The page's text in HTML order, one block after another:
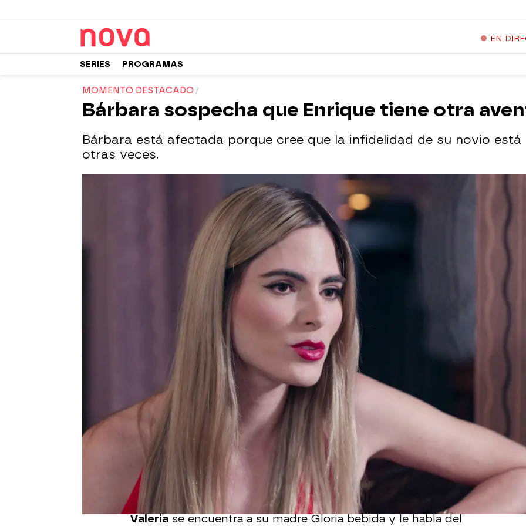
EN
SERIES PROGRAMAS
MOMENTO DESTACADO
Bárbara sospecha que Enrique tiene otra
Bárbara está afectada porque cree que la infidelidad de su novio está
otras veces.
13 de febrero de 2026, 12:00
Bárbara sospecha que su novio y padre de su futuro hijo,
Enrique Otegui, están con otra persona. Además, piensa que
esta vez la aventura es más seria que en otras ocasiones.
¿Qué haría si supiera que esa persona está en Velvet y
es
Valeria
Valeria se encuentra a su madre Gloria bebida y le habla del